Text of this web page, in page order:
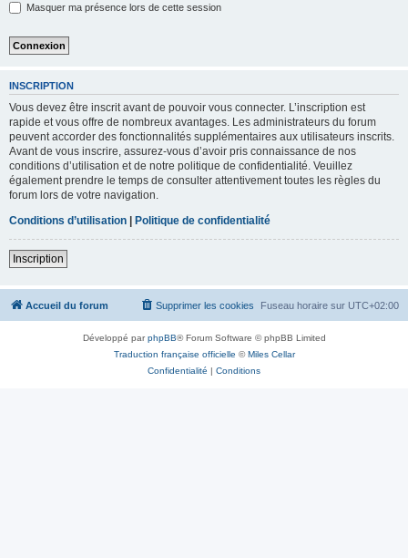
Masquer ma présence lors de cette session
INSCRIPTION
Vous devez être inscrit avant de pouvoir vous connecter. L’inscription est
rapide et vous offre de nombreux avantages. Les administrateurs du forum
peuvent accorder des fonctionnalités supplémentaires aux utilisateurs inscrits.
Avant de vous inscrire, assurez-vous d’avoir pris connaissance de nos
conditions d’utilisation et de notre politique de confidentialité. Veuillez
également prendre le temps de consulter attentivement toutes les règles du
forum lors de votre navigation.
Conditions d’utilisation | Politique de confidentialité
Inscription
Accueil du forum Fuseau horaire sur UTC+02:00
Supprimer les cookies
Développé parphpBB® Forum Software © phpBB Limited
Traduction française officielle ©Miles Cellar
Confidentialité | Conditions